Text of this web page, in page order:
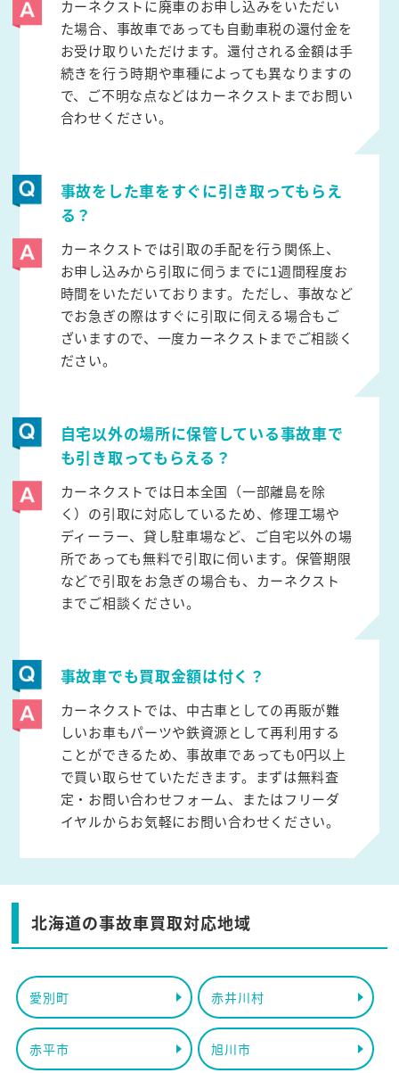
カーネクストに廃車のお申し込みをいただい
た場合、事故車であっても自動車税の還付金を
お受け取りいただけます。還付される金額は手
続きを行う時期や車種によっても異なりますの
で、ご不明な点などはカーネクストまでお問い
合わせください。
事故をした車をすぐに引き取ってもらえ
る？
カーネクストでは引取の手配を行う関係上、
お申し込みから引取に伺うまでに1週間程度お
時間をいただいております。ただし、事故など
でお急ぎの際はすぐに引取に伺える場合もご
ざいますので、一度カーネクストまでご相談く
ださい。
自宅以外の場所に保管している事故車で
も引き取ってもらえる？
カーネクストでは日本全国（一部離島を除
く）の引取に対応しているため、修理工場や
ディーラー、貸し駐車場など、ご自宅以外の場
所であっても無料で引取に伺います。保管期限
などで引取をお急ぎの場合も、カーネクスト
までご相談ください。
事故車でも買取金額は付く？
カーネクストでは、中古車としての再販が難
しいお車もパーツや鉄資源として再利用する
ことができるため、事故車であっても0円以上
で買い取らせていただきます。まずは無料査
定・お問い合わせフォーム、またはフリーダ
イヤルからお気軽にお問い合わせください。
北海道の事故車買取対応地域
愛別町 赤井川村
赤平市 旭川市